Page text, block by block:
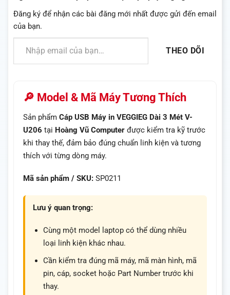
Đăng ký để nhận các bài đăng mới nhất được gửi đến email
của bạn.
Nhập email của bạn…
THEO DÕI
🔎 Model & Mã Máy Tương Thích
Sản phẩm Cáp USB Máy in VEGGIEG Dài 3 Mét V-
U206 tại Hoàng Vũ Computer được kiểm tra kỹ trước
khi thay thế, đảm bảo đúng chuẩn linh kiện và tương
thích với từng dòng máy.
Mã sản phẩm / SKU: SP0211
Lưu ý quan trọng:
Cùng một model laptop có thể dùng nhiều
loại linh kiện khác nhau.
Cần kiểm tra đúng mã máy, mã màn hình, mã
pin, cáp, socket hoặc Part Number trước khi
thay.